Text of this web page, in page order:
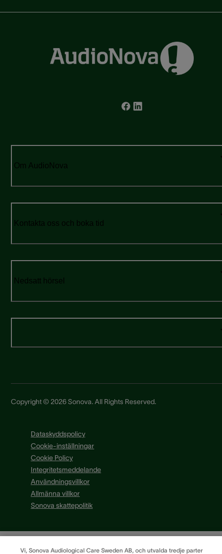
Om AudioNova
Kontakta oss och boka tid
Nedsatt hörsel
Copyright © 2026 Sonova. All Rights Reserved.
Dataskyddspolicy
Cookie-inställningar
Cookie Policy
Integritetsmeddelande
Användningsvillkor
Allmänna villkor
Sonova skattepolitik
Vi, Sonova Audiological Care Sweden AB, och utvalda tredje parter